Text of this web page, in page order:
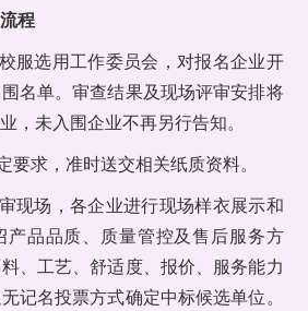
程
服选用工作委员会，对报名企业开
名单。审查结果及现场评审安排将
，未入围企业不再另行告知。
要求，准时送交相关纸质资料。
现场，各企业进行现场样衣展示和
产品品质、质量管控及售后服务方
、工艺、舒适度、报价、服务能力
记名投票方式确定中标候选单位。